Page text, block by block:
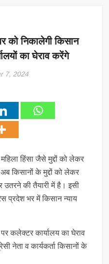
को निकालेगी किसान
का घेराव करेंगे
7, 2024
हिंसा जैसे मुद्दों को लेकर
अब किसानों के मुद्दों को लेकर
की तैयारी में है। इसी
प्रदेश भर में किसान न्याय
कलेक्टर कार्यालय का घेराव
नेता व कार्यकर्ता किसानों के